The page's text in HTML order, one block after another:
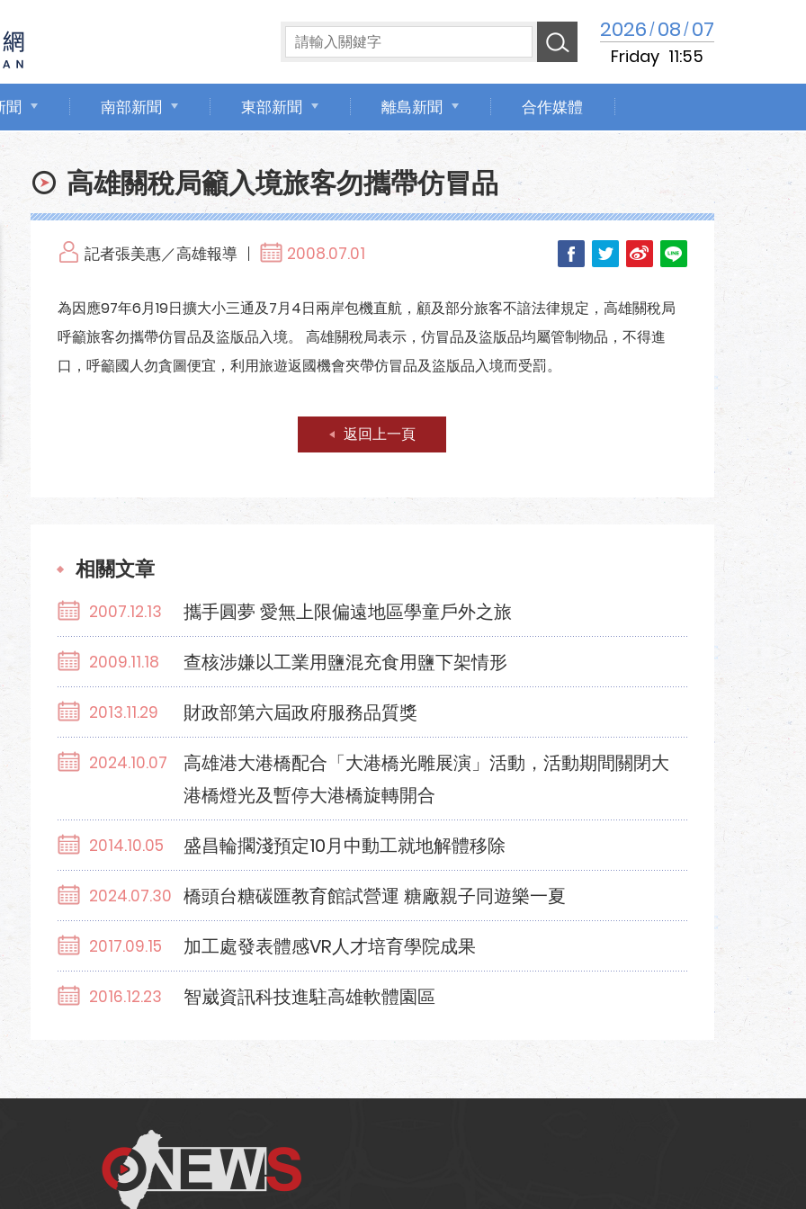
2026/08/07
Friday 11:55
聞 南部新聞 東部新聞 離島新聞 合作媒體
高雄關稅局籲入境旅客勿攜帶仿冒品
記者張美惠／高雄報導 2008.07.01
為因應97年6月19日擴大小三通及7月4日兩岸包機直航，顧及部分旅客不諳法律規定，高雄關稅局
呼籲旅客勿攜帶仿冒品及盜版品入境。 高雄關稅局表示，仿冒品及盜版品均屬管制物品，不得進
口，呼籲國人勿貪圖便宜，利用旅遊返國機會夾帶仿冒品及盜版品入境而受罰。
返回上一頁
相關文章
2007.12.13 攜手圓夢 愛無上限偏遠地區學童戶外之旅
2009.11.18 查核涉嫌以工業用鹽混充食用鹽下架情形
2013.11.29 財政部第六屆政府服務品質獎
2024.10.07
高雄港大港橋配合「大港橋光雕展演」活動，活動期間關閉大
港橋燈光及暫停大港橋旋轉開合
2014.10.05 盛昌輪擱淺預定10月中動工就地解體移除
2024.07.30 橋頭台糖碳匯教育館試營運 糖廠親子同遊樂一夏
2017.09.15 加工處發表體感VR人才培育學院成果
2016.12.23 智崴資訊科技進駐高雄軟體園區